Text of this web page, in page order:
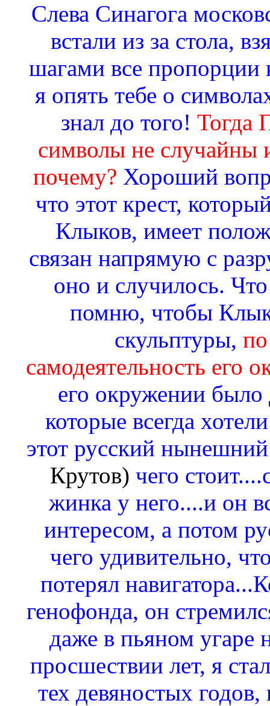
Слева Синагога
встали из за стола,
шагами все пропорции
я опять тебе о
знал до того! Тогда
символы не случайны
почему? Хороший
что этот крест,
Клыков, имеет
связан напрямую с
оно и случилось.
помню, чтобы
скульптуры,
самодеятельность его
его окружении было
которые всегда
этот русский
Крутов) чего
жинка у него....и он
интересом, а потом
чего удивительно,
потерял
генофонда, он
даже в пьяном угаре
просшествии лет, я
тех девяностых